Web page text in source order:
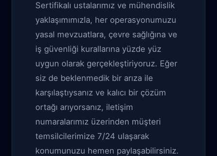
Sertifikalı ustalarımız ve mühendislik
yaklaşımımızla, her operasyonumuzu
yasal mevzuatlara, çevre sağlığına ve
iş güvenliği kurallarına yüzde yüz
uygun olarak gerçekleştiriyoruz. Eğer
siz de beklenmedik bir arıza ile
karşılaştıysanız ve kalıcı bir çözüm
ortağı arıyorsanız, iletişim
numaralarımız üzerinden müşteri
temsilcilerimize 7/24 ulaşarak
konumunuzu hemen paylaşabilirsiniz.